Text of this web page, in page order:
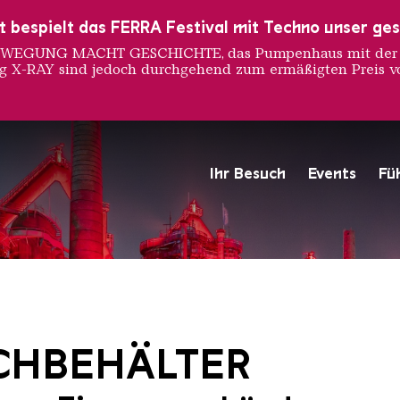
Ihr Besuch Events
Hochofengruppe in Rot
Copyright: Weltkulturerbe
bespielt das FERRA Festival mit Techno unser
MACHT GESCHICHTE, das Pumpenhaus mit
RAY sind jedoch durchgehend zum ermäßigten Preis